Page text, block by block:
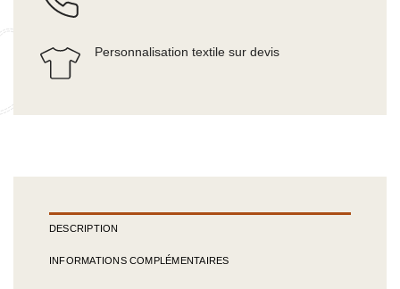
Personnalisation textile sur devis
DESCRIPTION
INFORMATIONS COMPLÉMENTAIRES